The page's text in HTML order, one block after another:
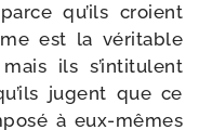
qu’ils croient
est la véri­table
ils s’intitulent
jugent que ce
à eux-​mêmes